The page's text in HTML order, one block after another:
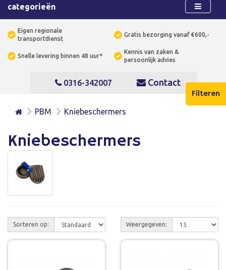
Filteren
categorieën
Eigen regionale
transportdienst
Gratis bezorging vanaf €600,-
Snelle levering binnen 48 uur*
Kennis van zaken &
persoonlijk advies
0316-342007 Contact
PBM Kniebeschermers
Kniebeschermers
Sorteren op: Weergegeven: